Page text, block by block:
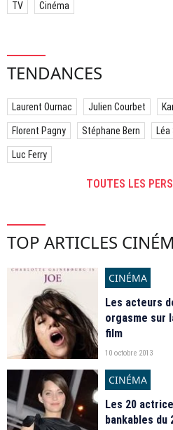
TV Cinéma
TENDANCES
Laurent Ournac Julien Courbet
Florent Pagny Stéphane Bern
Luc Ferry
TOUTES LES
TOP ARTICLES
CINÉMA
Les acteurs
orgasme sur
film
10 octobre 2013
CINÉMA
Les 20
bankables du